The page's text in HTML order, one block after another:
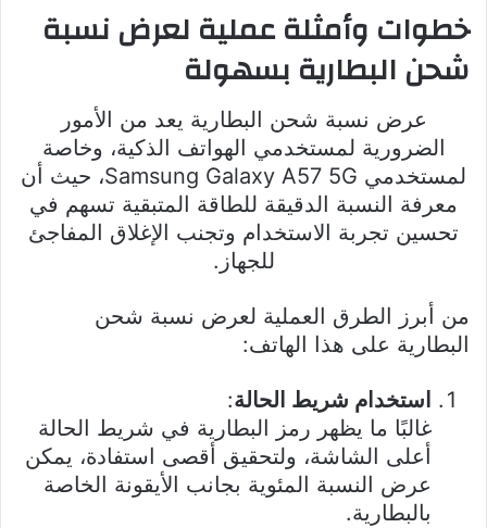
خطوات وأمثلة عملية لعرض نسبة
شحن البطارية بسهولة
عرض نسبة شحن البطارية يعد من الأمور
الضرورية لمستخدمي الهواتف الذكية، وخاصة
لمستخدمي Samsung Galaxy A57 5G، حيث أن
معرفة النسبة الدقيقة للطاقة المتبقية تسهم في
تحسين تجربة الاستخدام وتجنب الإغلاق المفاجئ
للجهاز.
من أبرز الطرق العملية لعرض نسبة شحن
البطارية على هذا الهاتف:
استخدام شريط الحالة:
غالبًا ما يظهر رمز البطارية في شريط الحالة
أعلى الشاشة، ولتحقيق أقصى استفادة، يمكن
عرض النسبة المئوية بجانب الأيقونة الخاصة
بالبطارية.